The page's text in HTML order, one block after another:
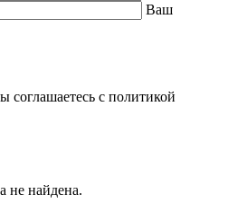
Ваш
соглашаетесь с политикой
не найдена.